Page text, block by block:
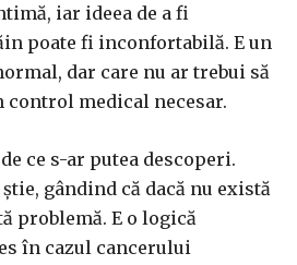
iar ideea de a fi
poate fi inconfortabilă. E un
dar care nu ar trebui să
control medical necesar.
ce s-ar putea descoperi.
gândind că dacă nu există
problemă. E o logică
în cazul cancerului